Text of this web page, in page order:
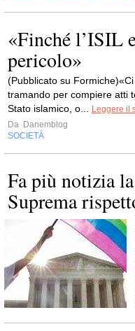
«Finché l’ISIL
pericolo»
(Pubblicato su
tramando per compiere atti
Stato islamico, o...
Leggere il
Da Danemblog
SOCIETÀ
Fa più notizia
Suprema